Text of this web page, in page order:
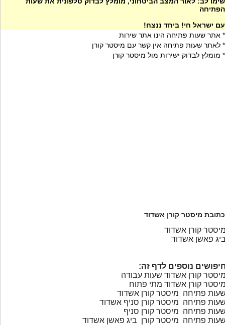
הפתיחה
עם ישראל חי! ביחד ננצח!
* אתר שעות פתיחה הינו אתר שירות
* לאתר שעות פתיחה אין קשר עם מיסטר קורן
* מומלץ לבדוק ישירות מול מיסטר קורן
כתובת מיסטר קורן אשדוד
קורן אשדוד
פאשן אשדוד
נוספים לדף זה:
קורן אשדוד שעות עבודה
קורן אשדוד מתי פתוח
פתיחה מיסטר קורן אשדוד
פתיחה מיסטר קורן סניף אשדוד
פתיחה מיסטר קורן סניף
פתיחה מיסטר קורן ביג פאשן אשדוד